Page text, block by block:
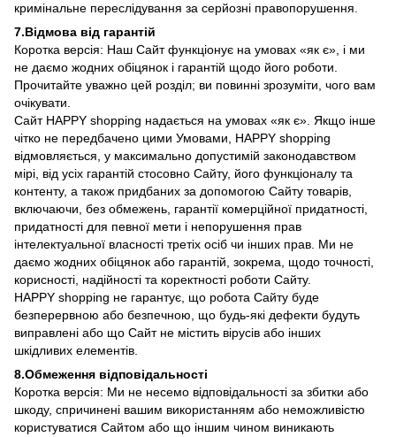
кримінальне переслідування за серйозні правопорушення.
7.Відмова від гарантій
Коротка версія: Наш Сайт функціонує на умовах «як є», і ми
не даємо жодних обіцянок і гарантій щодо його роботи.
Прочитайте уважно цей розділ; ви повинні зрозуміти, чого вам
очікувати.
Сайт HAPPY shopping надається на умовах «як є». Якщо інше
чітко не передбачено цими Умовами, HAPPY shopping
відмовляється, у максимально допустимій законодавством
мірі, від усіх гарантій стосовно Сайту, його функціоналу та
контенту, а також придбаних за допомогою Сайту товарів,
включаючи, без обмежень, гарантії комерційної придатності,
придатності для певної мети і непорушення прав
інтелектуальної власності третіх осіб чи інших прав. Ми не
даємо жодних обіцянок або гарантій, зокрема, щодо точності,
корисності, надійності та коректності роботи Сайту.
HAPPY shopping не гарантує, що робота Сайту буде
безперервною або безпечною, що будь-які дефекти будуть
виправлені або що Сайт не містить вірусів або інших
шкідливих елементів.
8.Обмеження відповідальності
Коротка версія: Ми не несемо відповідальності за збитки або
шкоду, спричинені вашим використанням або неможливістю
користуватися Сайтом або що іншим чином виникають